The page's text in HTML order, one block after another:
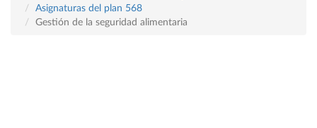
Asignaturas del plan 568
Gestión de la seguridad alimentaria